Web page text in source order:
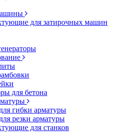
для затирочных машин
для бетона
гибки арматуры
резки арматуры
для станков